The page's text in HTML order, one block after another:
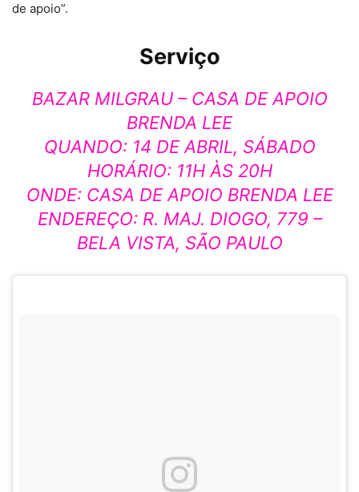
de apoio”.
Serviço
BAZAR MILGRAU – CASA DE APOIO
BRENDA LEE
QUANDO: 14 DE ABRIL, SÁBADO
HORÁRIO: 11H ÀS 20H
ONDE: CASA DE APOIO BRENDA LEE
ENDEREÇO: R. MAJ. DIOGO, 779 –
BELA VISTA, SÃO PAULO